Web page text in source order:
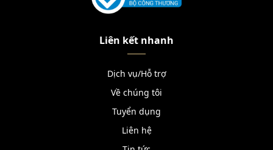
Liên kết nhanh
Dịch vụ/Hỗ trợ
Về chúng tôi
Tuyển dụng
Liên hệ